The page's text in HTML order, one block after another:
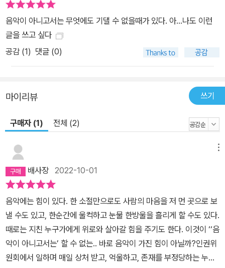
벌에서 부른 <별들>이란 곡에 얹힌다. 지독한 인종차별의 시대에 니
나는 세상을 벨 듯한 예리한 노래를 만들어 불렀다. 그녀의 목소리는
세상 어디에도 존재하지 않는다는 찬사를 받았다. 그런 그녀가 2003
년 세상을 하직하고 하늘의 별로 돌아가자 저자는 최근 별이 된 후배
이야기로 책의 서두를 연 것은 그가 평소 저자의 말을 마치 “실체가
있는 장소”처럼 받아들여줬기 때문이다. 그러면 말은 허공으로 흩어
지지 않았다. 두 번째 이야기의 주인공은 말 같잖은 말을 주고받게 만
드는 사람으로, 첫 번째 이야기와 선명히 대조돼 ‘추락하는 인간’을 엿
보는 것만 같다. 이분은 30분이 지나도록 전화기에 대고는 화를 내고
있다. 그의 분노어린 말들에 휘둘리지 않으려고 저자는 “네, 그렇습니
다” “아, 그러셨군요”라며 무난한 대답을 한다. 그랬더니 돌아온 말은
“형식적으로 답하지 말라”는 것이었다. 다시 마음을 고쳐먹고 이번엔
듣는 데에 오로지 집중했다. 그러자 얼마 후 그는 다시 버럭했다. “나
를 무시하는 거야? 왜 대꾸가 없어?” 언어는 발화되는 순간 나와 상
대에게 안착해야 할 텐데, 제자리를 찾지 못한 채 미끄러지는 말들도
있다. 그런 말은 빌라 입주민들의 대화 공간인 단톡방에서도 드러난
다. 입주민 대표는 어느 날 이 대화방에 ‘나무 가지치기를 하겠다’고
음악이 아니고서는 무엇에도 기댈 수 없을때가 있다. 아...나도 이런
글을 쓰고 싶다
공감 (1) 댓글 (0)
마이리뷰 쓰기
구매자 (1) 전체 (2)
배사장2022-10-01
음악에는 힘이 있다. 한 소절만으로도 사람의 마음을 저 먼 곳으로 보
낼 수도 있고, 한순간에 울컥하고 눈물 한방울을 흘리게 할 수도 있다.
때로는 지친 누구가에게 위로와 살아갈 힘을 주기도 한다. 이것이 ‘‘음
악이 아니고서는’ 할 수 없는.. 바로 음악이 가진 힘이 아닐까?인권위
원회에서 일하며 매일 상처 받고, 억울하고, 존재를 부정당하는 누군